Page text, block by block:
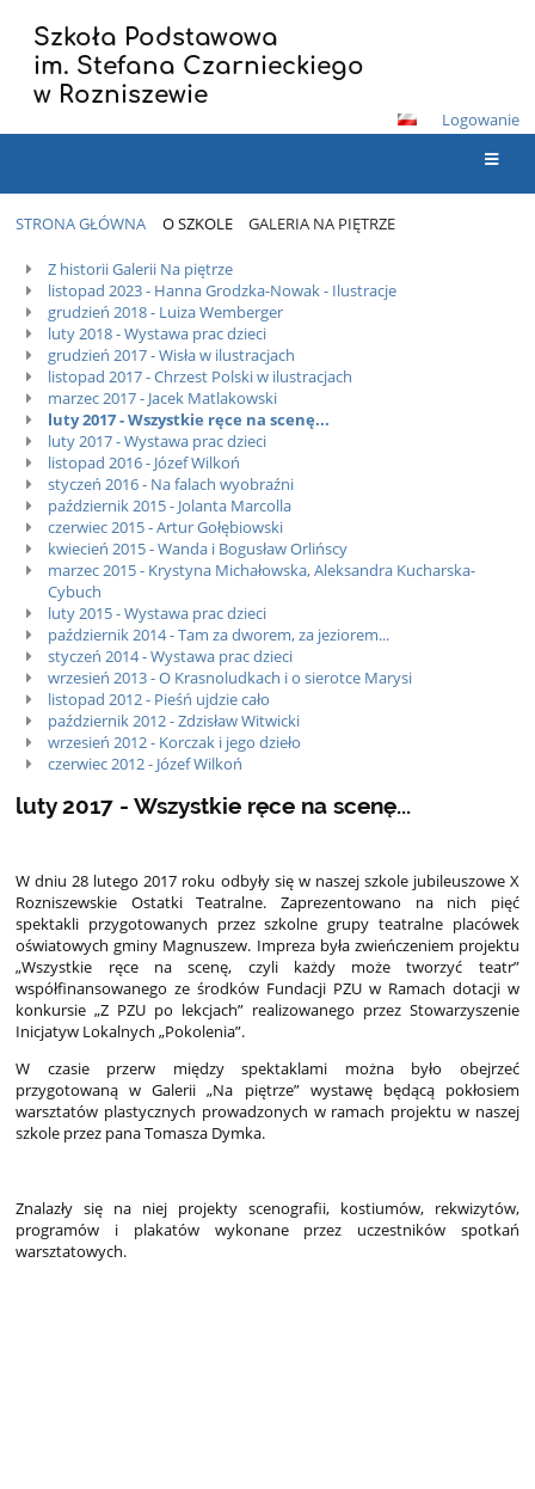
Szkoła Podstawowa
im. Stefana Czarnieckiego
w Rozniszewie
Logowanie
STRONA GŁÓWNA O SZKOLE GALERIA NA PIĘTRZE
Galeria
Na
Piętrze
Z historii Galerii Na piętrze
listopad 2023 - Hanna Grodzka-Nowak - Ilustracje
grudzień 2018 - Luiza Wemberger
luty 2018 - Wystawa prac dzieci
grudzień 2017 - Wisła w ilustracjach
listopad 2017 - Chrzest Polski w ilustracjach
marzec 2017 - Jacek Matlakowski
luty 2017 - Wszystkie ręce na scenę...
luty 2017 - Wystawa prac dzieci
listopad 2016 - Józef Wilkoń
styczeń 2016 - Na falach wyobraźni
październik 2015 - Jolanta Marcolla
czerwiec 2015 - Artur Gołębiowski
kwiecień 2015 - Wanda i Bogusław Orlińscy
marzec 2015 - Krystyna Michałowska, Aleksandra Kucharska-
Cybuch
luty 2015 - Wystawa prac dzieci
październik 2014 - Tam za dworem, za jeziorem...
styczeń 2014 - Wystawa prac dzieci
wrzesień 2013 - O Krasnoludkach i o sierotce Marysi
listopad 2012 - Pieśń ujdzie cało
październik 2012 - Zdzisław Witwicki
wrzesień 2012 - Korczak i jego dzieło
czerwiec 2012 - Józef Wilkoń
luty 2017 - Wszystkie ręce na scenę...
W dniu 28 lutego 2017 roku odbyły się w naszej szkole jubileuszowe X
Rozniszewskie Ostatki Teatralne. Zaprezentowano na nich pięć
spektakli przygotowanych przez szkolne grupy teatralne placówek
oświatowych gminy Magnuszew. Impreza była zwieńczeniem projektu
„Wszystkie ręce na scenę, czyli każdy może tworzyć teatr”
współfinansowanego ze środków Fundacji PZU w Ramach dotacji w
konkursie „Z PZU po lekcjach” realizowanego przez Stowarzyszenie
Inicjatyw Lokalnych „Pokolenia”.
W czasie przerw między spektaklami można było obejrzeć
przygotowaną w Galerii „Na piętrze” wystawę będącą pokłosiem
warsztatów plastycznych prowadzonych w ramach projektu w naszej
szkole przez pana Tomasza Dymka.
Znalazły się na niej projekty scenografii, kostiumów, rekwizytów,
programów i plakatów wykonane przez uczestników spotkań
warsztatowych.